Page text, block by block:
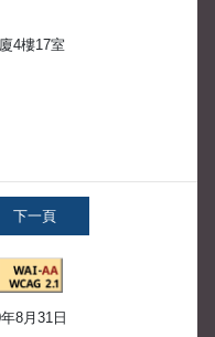
4樓17室
下一頁
8月31日